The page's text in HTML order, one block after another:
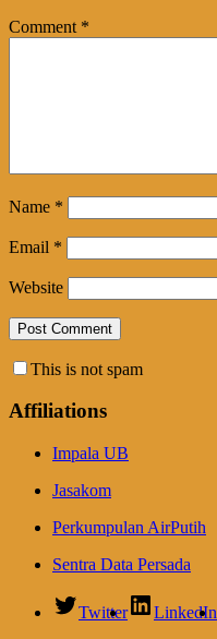
Comment *
Name *
Email *
Website
This is not spam
Affiliations
Impala UB
Jasakom
Perkumpulan AirPutih
Sentra Data Persada
Twitter LinkedIn